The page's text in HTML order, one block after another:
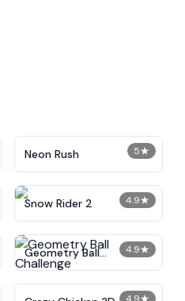
5★
Neon Rush
4.9★
Snow Rider 2
4.9★
Geometry Ball
Challenge